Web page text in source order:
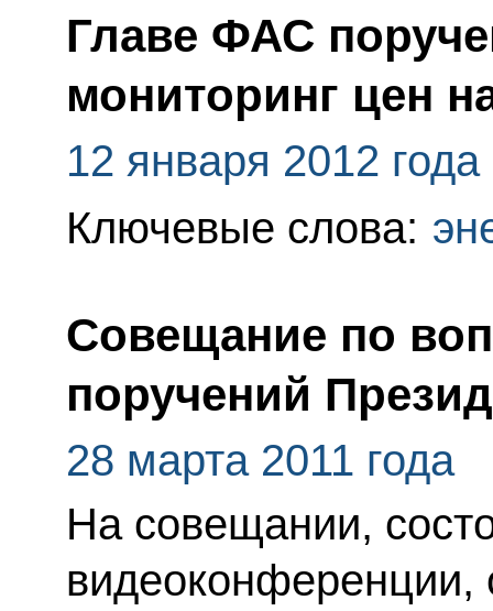
Главе ФАС
мониторинг цен
12 января 2012 года
Ключевые слова:
Совещание по
поручений
28 марта 2011 года
На совещании,
видеоконференции,